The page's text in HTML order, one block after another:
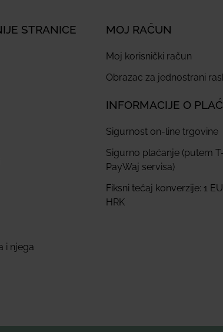
STRANICE
i njega
MOJ RAČUN
Moj korisnički račun
Obrazac za jednostrani
INFORMACIJE O
Sigurnost on-line trgovine
Sigurno plaćanje (putem
PayWaj servisa)
Fiksni tečaj konverzije: 1
HRK